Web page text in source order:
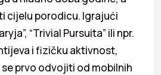
cijelu porodicu. Igrajući
“Trivial Pursuita” ili npr.
i fizičku aktivnost,
prvo odvojiti od mobilnih